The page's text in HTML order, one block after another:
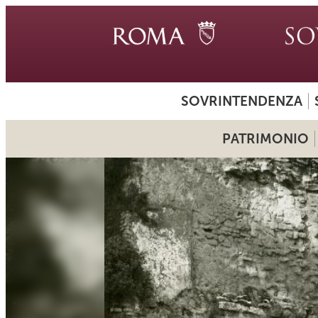
SOVRINTENDENZA
PATRIMONIO